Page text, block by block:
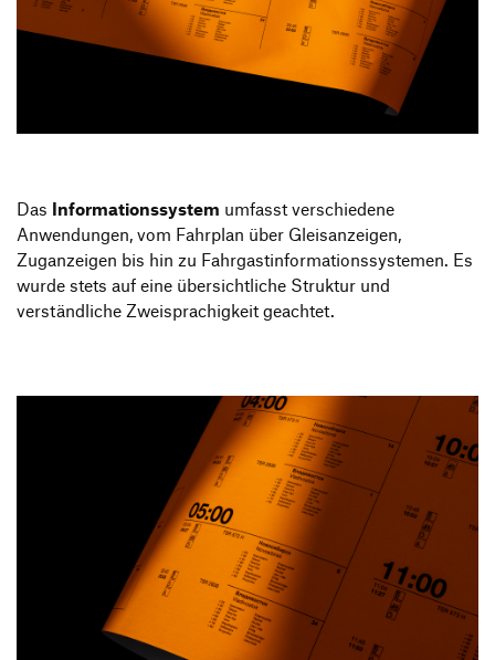
Das Informationssystem umfasst verschiedene
Anwendungen, vom Fahrplan über Gleisanzeigen,
Zuganzeigen bis hin zu Fahrgastinformationssystemen. Es
wurde stets auf eine übersichtliche Struktur und
verständliche Zweisprachigkeit geachtet.